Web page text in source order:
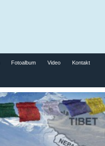
Fotoalbum Video Kontakt